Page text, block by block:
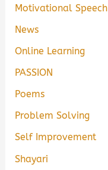
Motivational Speech
News
Online Learning
PASSION
Poems
Problem Solving
Self Improvement
Shayari